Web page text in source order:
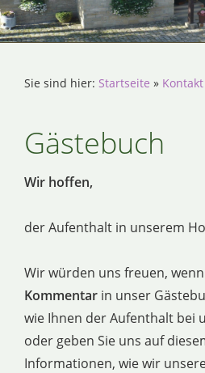
Sie sind hier: Startseite »
Gästebuch
Wir hoffen,
der Aufenthalt in unserem
Wir würden uns freuen,
Kommentar in unser
wie Ihnen der Aufenthalt bei
oder geben Sie uns auf
Informationen, wie wir